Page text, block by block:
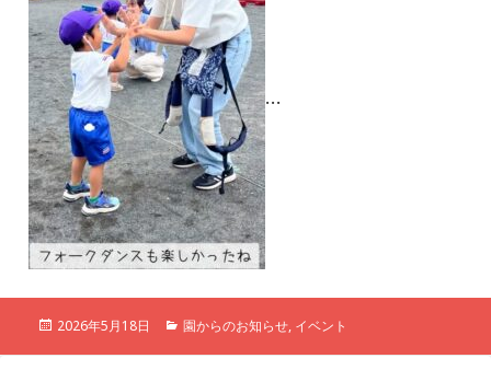
…
投
2026年5月18日
カ
園からのお知らせ, イベント